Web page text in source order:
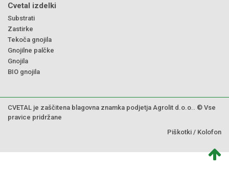
Cvetal izdelki
Substrati
Zastirke
Tekoča gnojila
Gnojilne palčke
Gnojila
BIO gnojila
CVETAL je zaščitena blagovna znamka podjetja Agrolit d.o.o.. © Vse
pravice pridržane
Piškotki / Kolofon